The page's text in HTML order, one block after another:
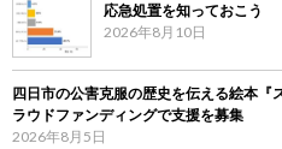
応急処置を知っておこう
2026年8月10日
四日市の公害克服の歴史を伝える絵本
ラウドファンディングで支援を募集
2026年8月5日